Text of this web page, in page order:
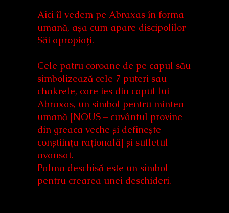
Aici îl vedem pe Abraxas în forma
umană, așa cum apare discipolilor
Săi apropiați.
Cele patru coroane de pe capul său
simbolizează cele 7 puteri sau
chakrele, care ies din capul lui
Abraxas, un simbol pentru mintea
umană [NOUS – cuvântul provine
din greaca veche și definește
conștiința rațională] și sufletul
avansat.
Palma deschisă este un simbol
pentru crearea unei deschideri.